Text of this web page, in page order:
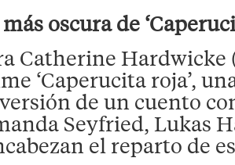
oscura de
Catherine Hardwicke
‘Caperucita roja’,
de un cuento
Seyfried, Lukas
el reparto de